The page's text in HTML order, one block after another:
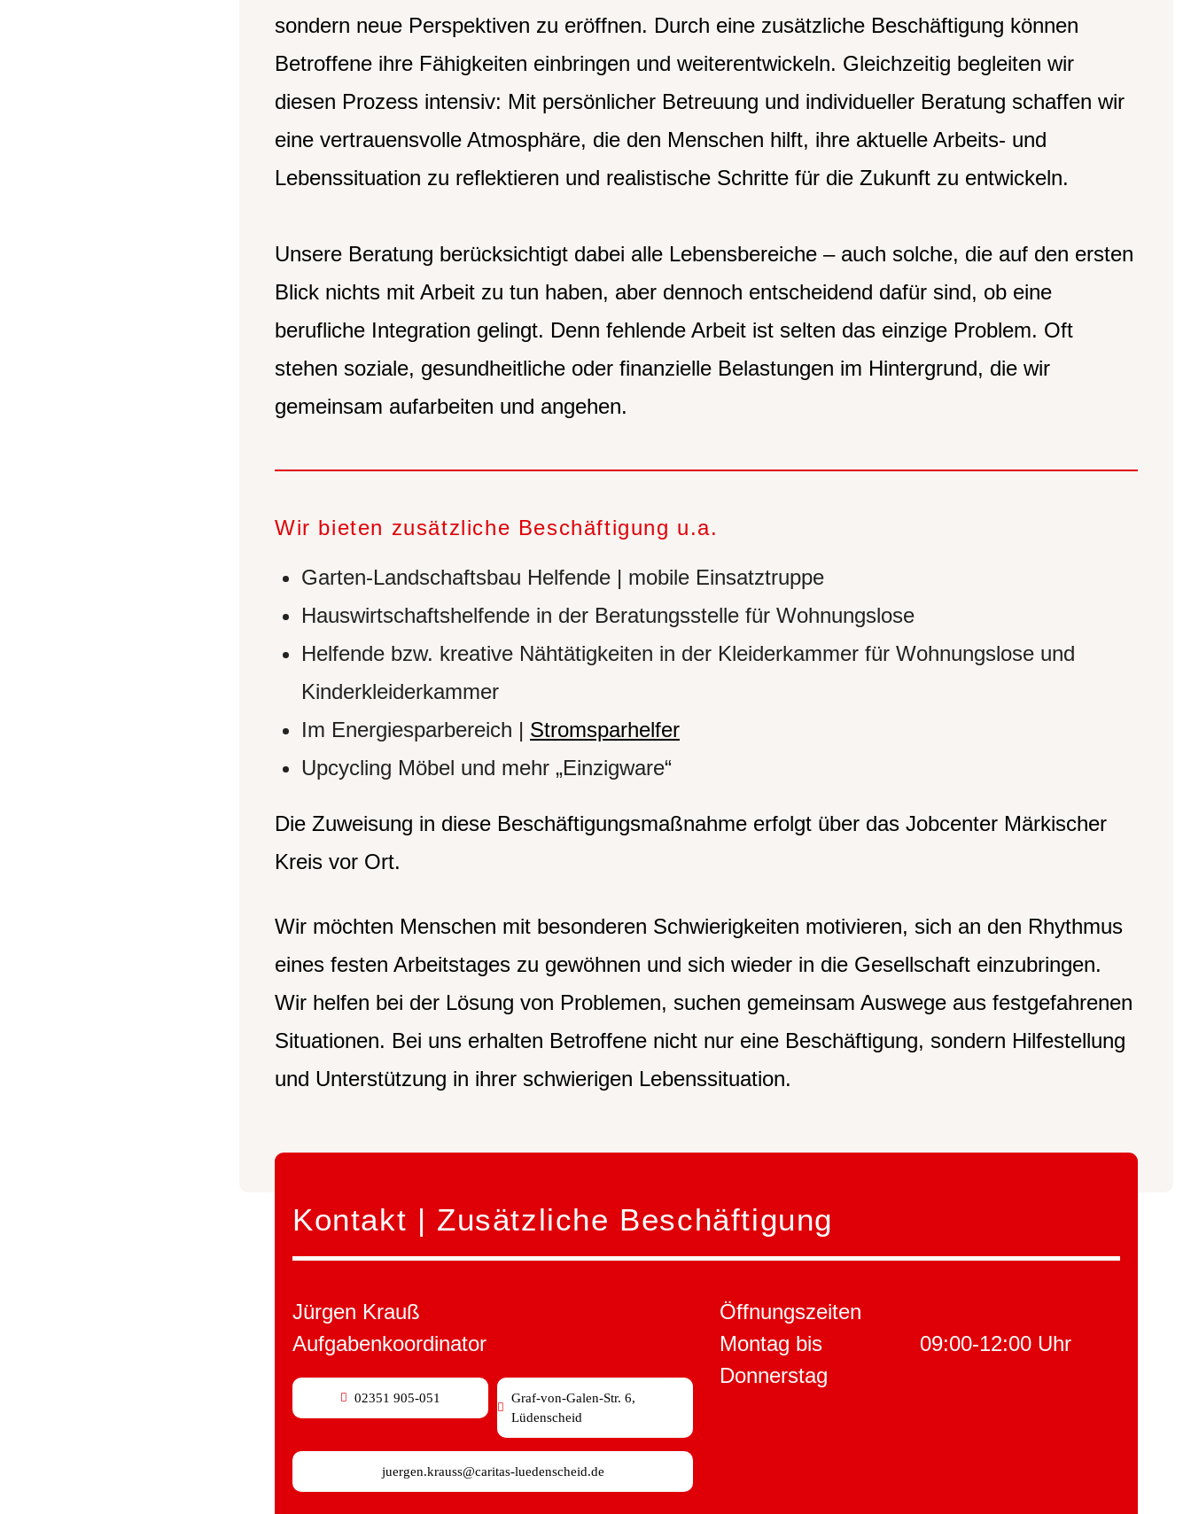
sondern neue Perspektiven zu eröffnen. Durch eine zusätzliche Beschäftigung können
Betroffene ihre Fähigkeiten einbringen und weiterentwickeln. Gleichzeitig begleiten wir
diesen Prozess intensiv: Mit persönlicher Betreuung und individueller Beratung schaffen wir
eine vertrauensvolle Atmosphäre, die den Menschen hilft, ihre aktuelle Arbeits- und
Lebenssituation zu reflektieren und realistische Schritte für die Zukunft zu entwickeln.
Unsere Beratung berücksichtigt dabei alle Lebensbereiche – auch solche, die auf den ersten
Blick nichts mit Arbeit zu tun haben, aber dennoch entscheidend dafür sind, ob eine
berufliche Integration gelingt. Denn fehlende Arbeit ist selten das einzige Problem. Oft
stehen soziale, gesundheitliche oder finanzielle Belastungen im Hintergrund, die wir
gemeinsam aufarbeiten und angehen.
Wir bieten zusätzliche Beschäftigung u.a.
Garten-Landschaftsbau Helfende | mobile Einsatztruppe
Hauswirtschaftshelfende in der Beratungsstelle für Wohnungslose
Helfende bzw. kreative Nähtätigkeiten in der Kleiderkammer für Wohnungslose und
Kinderkleiderkammer
Im Energiesparbereich | Stromsparhelfer
Upcycling Möbel und mehr „Einzigware“
Die Zuweisung in diese Beschäftigungsmaßnahme erfolgt über das Jobcenter Märkischer
Kreis vor Ort.
Wir möchten Menschen mit besonderen Schwierigkeiten motivieren, sich an den Rhythmus
eines festen Arbeitstages zu gewöhnen und sich wieder in die Gesellschaft einzubringen.
Wir helfen bei der Lösung von Problemen, suchen gemeinsam Auswege aus festgefahrenen
Situationen. Bei uns erhalten Betroffene nicht nur eine Beschäftigung, sondern Hilfestellung
und Unterstützung in ihrer schwierigen Lebenssituation.
Kontakt | Zusätzliche Beschäftigung
Jürgen Krauß
Aufgabenkoordinator
02351 905-051
Graf-von-Galen-Str. 6,
Lüdenscheid
juergen.krauss@caritas-luedenscheid.de
Öffnungszeiten
Montag bis
Donnerstag
09:00-12:00 Uhr